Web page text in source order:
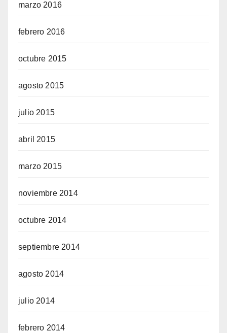
marzo 2016
febrero 2016
octubre 2015
agosto 2015
julio 2015
abril 2015
marzo 2015
noviembre 2014
octubre 2014
septiembre 2014
agosto 2014
julio 2014
febrero 2014